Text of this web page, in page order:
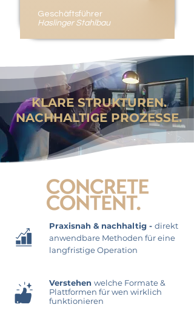
Geschäftsführer
Haslinger Stahlbau
KLARE STRUKTUREN.
NACHHALTIGE PROZESSE.
Praxisnah & nachhaltig - direkt
anwendbare Methoden für eine
langfristige Operation
Verstehen welche Formate &
Plattformen für wen wirklich
funktionieren